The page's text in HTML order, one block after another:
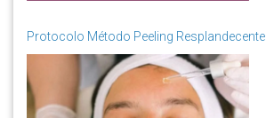
Protocolo Método Peeling Resplandecente